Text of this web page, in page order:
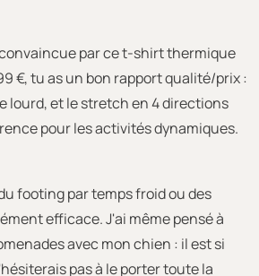
par ce t-shirt thermique
€, tu as un bon rapport qualité/prix :
lourd, et le stretch en 4 directions
pour les activités dynamiques.
footing par temps froid ou des
efficace. J'ai même pensé à
avec mon chien : il est si
pas à le porter toute la